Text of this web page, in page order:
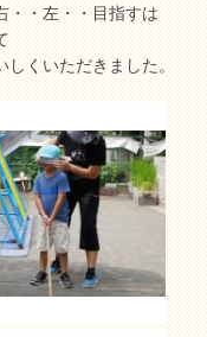
・左・・目指すは
くいただきました。